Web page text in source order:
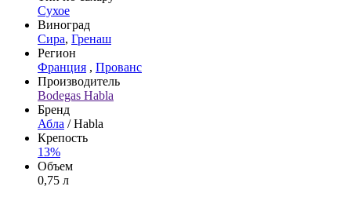
Сухое
Виноград
Сира, Гренаш
Регион
Франция , Прованс
Производитель
Bodegas Habla
Бренд
Абла / Habla
Крепость
13%
Объем
0,75 л